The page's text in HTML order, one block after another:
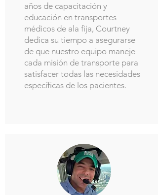
años de capacitación y
educación en transportes
médicos de ala fija, Courtney
dedica su tiempo a asegurarse
de que nuestro equipo maneje
cada misión de transporte para
satisfacer todas las necesidades
específicas de los pacientes.